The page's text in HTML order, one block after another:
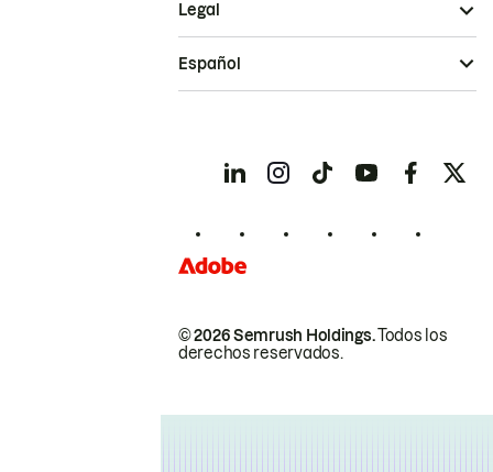
© 2026 Semrush Holdings.Todos los
derechos reservados.
Legal
Español